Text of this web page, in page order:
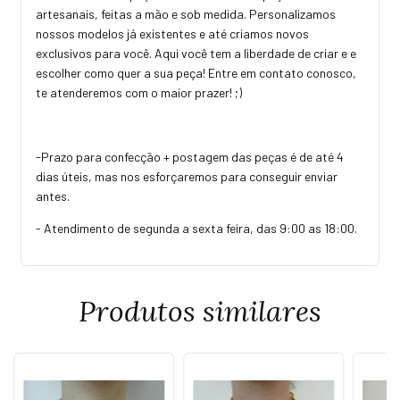
artesanais, feitas a mão e sob medida. Personalizamos
nossos modelos já existentes e até criamos novos
exclusivos para você. Aqui você tem a liberdade de criar e e
escolher como quer a sua peça! Entre em contato conosco,
te atenderemos com o maior prazer! ;)
-Prazo para confecção + postagem das peças é de até 4
dias úteis, mas nos esforçaremos para conseguir enviar
antes.
- Atendimento de segunda a sexta feira, das 9:00 as 18:00.
Produtos similares